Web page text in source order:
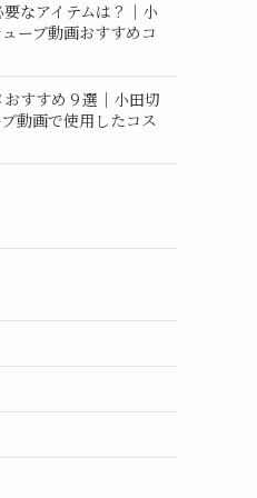
なアイテムは？｜小
ーブ動画おすすめコ
すすめ９選｜小田切
動画で使用したコス